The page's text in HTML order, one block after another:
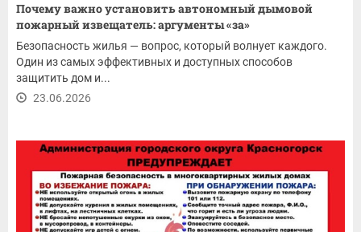
Почему важно установить автономный дымовой
пожарный извещатель: аргументы «за»
Безопасность жилья — вопрос, который волнует каждого.
Один из самых эффективных и доступных способов
защитить дом и...
23.06.2026